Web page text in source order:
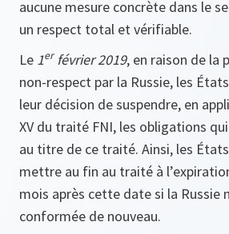
aucune mesure concrète dans le
un respect total et vérifiable.
Le 1erfévrier 2019, en raison de la
non-respect par la Russie, les
leur décision de suspendre, en
XV du traité FNI, les obligations
au titre de ce traité. Ainsi, les
mettre au fin au traité à
mois après cette date si la Russie
conformée de nouveau.